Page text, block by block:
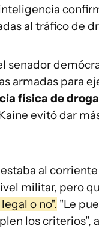
al tráfico de
senador
armadas para
física de
evitó dar
al
militar, pero
o no". "Le
los criterios",